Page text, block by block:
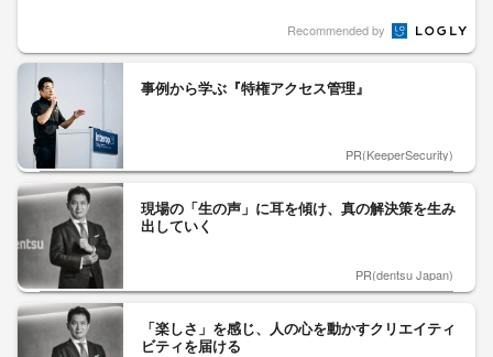
Recommended by
事例から学ぶ『特権アクセス管理』
PR(KeeperSecurity)
現場の「生の声」に耳を傾け、真の解決策を生み
出していく
PR(dentsu Japan)
「楽しさ」を感じ、人の心を動かすクリエイティ
ビティを届ける